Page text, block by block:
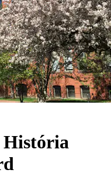
História